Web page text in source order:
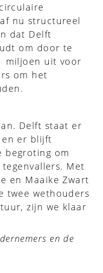
nu structureel
dat Delft
om door te
miljoen uit voor
om het
Delft staat er
en er blijft
begroting om
Met
en Maaike Zwart
twee wethouders
zijn we klaar
en de